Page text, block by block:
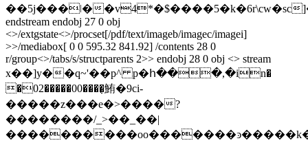
��5j���ǀ��v4*�$����5�k�6r\cw�sc
endstream endobj 27 0 obj
<>/extgstate<>/procset[/pdf/text/imageb/imagec/imagei]
>>/mediabox[ 0 0 595.32 841.92] /contents 28 0
r/group<>/tabs/s/structparents 2>> endobj 28 0 obj <> stream
x��]y��q~'��p^ p�հ���,�in�
�02�����00����̜鮪�9ci-
�����z���e�>����?
��������/_>��_��|